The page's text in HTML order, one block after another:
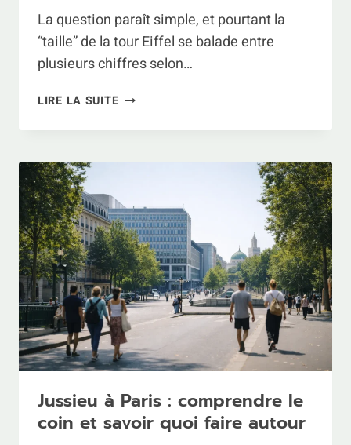
La question paraît simple, et pourtant la
“taille” de la tour Eiffel se balade entre
plusieurs chiffres selon…
LIRE LA SUITEHAUTEUR
LA
CHIFFRES
FIABLES
ET
REPÈRES
CONCRETS
Jussieu à Paris : comprendre le
coin et savoir quoi faire autour